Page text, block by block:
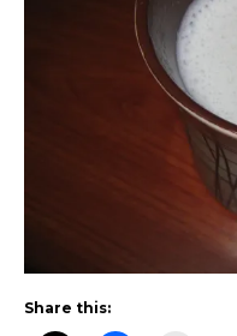
Share this: